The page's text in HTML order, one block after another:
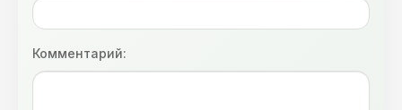
Комментарий: